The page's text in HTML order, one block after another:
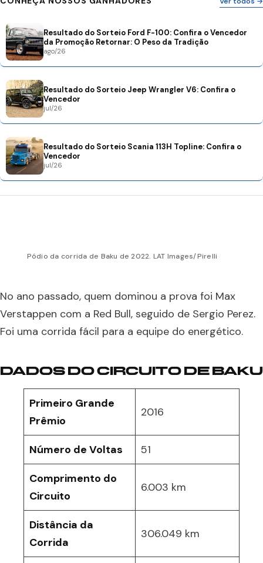
Resultado do Sorteio Ford F-100: Confira o Vencedor
da Promoção Retornar: O Peso da Tradição
ago/26
Resultado do Sorteio Jeep Wrangler V6: Confira o
Vencedor
jul/26
Resultado do Sorteio Scania 113H Topline: Confira o
Vencedor
jul/26
Pódio da corrida de Baku de 2022. LAT Images/Pirelli
No ano passado, quem dominou a prova foi Max
Verstappen com a Red Bull, seguido de Sergio Perez.
Foi uma corrida fácil para a equipe do energético.
DADOS DO CIRCUITO DE BAKU
Primeiro Grande
Prêmio
2016
Número de Voltas 51
Comprimento do
Circuito
6.003 km
Distância da
Corrida
306.049 km